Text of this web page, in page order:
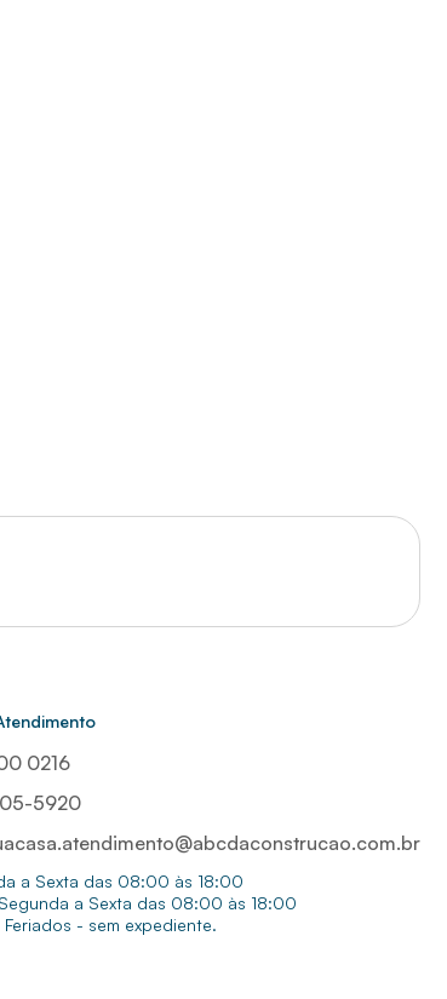
0216
5920
a Sexta das 08:00 às 18:00
a Sexta das 08:00 às 18:00
- sem expediente.